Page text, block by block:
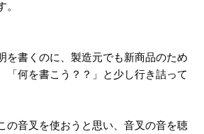
書くのに、 製造元でも新商品のため
「何を書こう？？」と少し行き詰って
音叉を使おうと思い、 音叉の音を聴